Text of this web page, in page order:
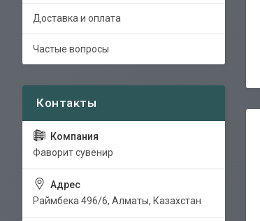
Доставка и оплата
Частые вопросы
Фаворит сувенир
Раймбека 496/6, Алматы, Казахстан